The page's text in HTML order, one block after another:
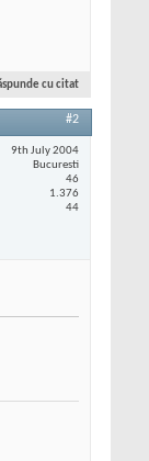
cu citat
#2
9th July 2004
Bucuresti
46
1.376
44